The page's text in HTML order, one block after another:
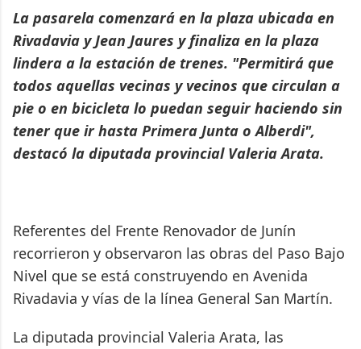
La pasarela comenzará en la plaza ubicada en
Rivadavia y Jean Jaures y finaliza en la plaza
lindera a la estación de trenes. "Permitirá que
todos aquellas vecinas y vecinos que circulan a
pie o en bicicleta lo puedan seguir haciendo sin
tener que ir hasta Primera Junta o Alberdi",
destacó la diputada provincial Valeria Arata.
Referentes del Frente Renovador de Junín
recorrieron y observaron las obras del Paso Bajo
Nivel que se está construyendo en Avenida
Rivadavia y vías de la línea General San Martín.
La diputada provincial Valeria Arata, las